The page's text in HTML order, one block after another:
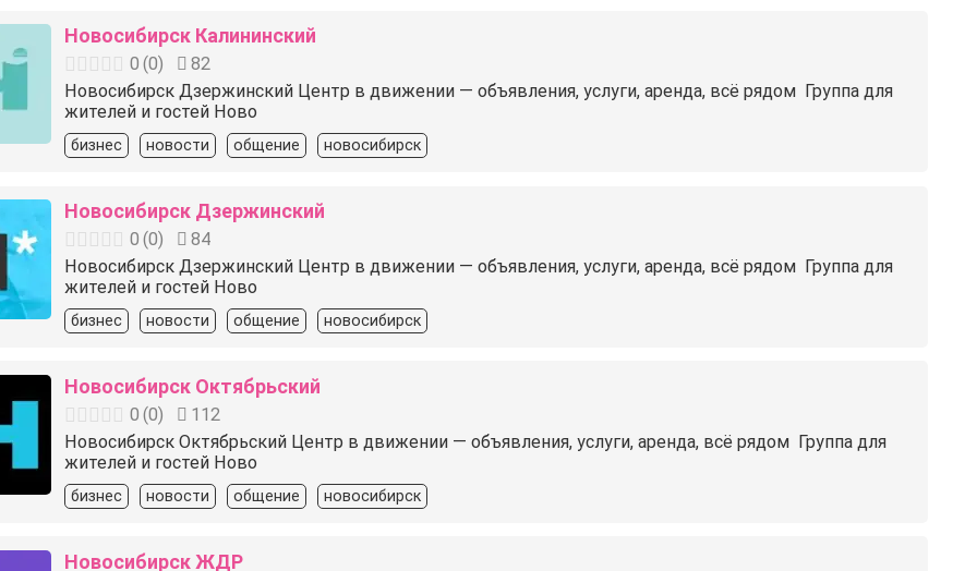
Новосибирск Калининский
0 (0)
82
Новосибирск Дзержинский Центр в движении — объявления, услуги, аренда, всё рядом ️ Группа для
жителей и гостей Ново
бизнес новости общение новосибирск
Новосибирск Дзержинский
0 (0)
84
Новосибирск Дзержинский Центр в движении — объявления, услуги, аренда, всё рядом ️ Группа для
жителей и гостей Ново
бизнес новости общение новосибирск
Новосибирск Октябрьский
0 (0)
112
Новосибирск Октябрьский Центр в движении — объявления, услуги, аренда, всё рядом ️ Группа для
жителей и гостей Ново
бизнес новости общение новосибирск
Новосибирск ЖДР